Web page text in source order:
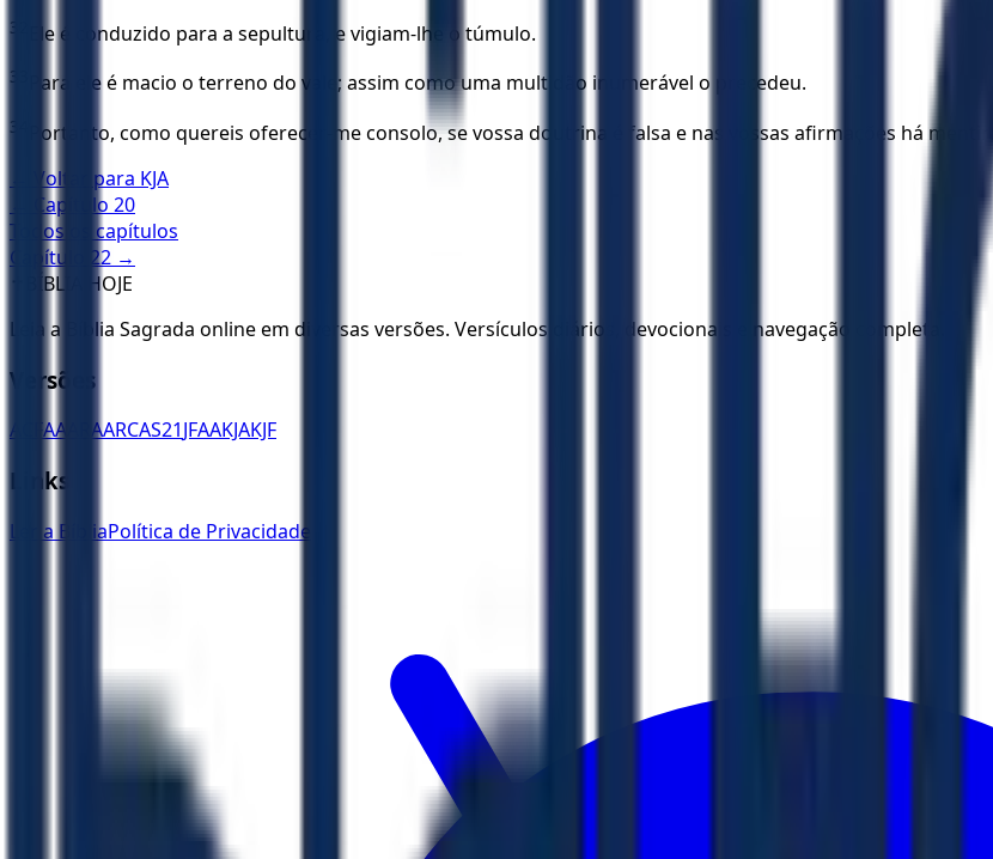
32 Ele é conduzido para a sepultura, e vigiam-lhe o túmulo.
33 Para ele é macio o terreno do vale; assim como uma multidão inumerável o precedeu.
34
Portanto, como quereis oferecer-me consolo, se vossa doutrina é falsa e nas vossas afirmações há mentira!
← Voltar para KJA
← Capítulo 20
Todos os capítulos
Capítulo
22 →
BÍBLIA HOJE
Leia a Bíblia Sagrada online em diversas versões. Versículos diários, devocionais e navegação completa.
Versões
ACFAA ARAARCAS21JFAAKJAKJF
Links
Ler a BíbliaPolítica de Privacidade